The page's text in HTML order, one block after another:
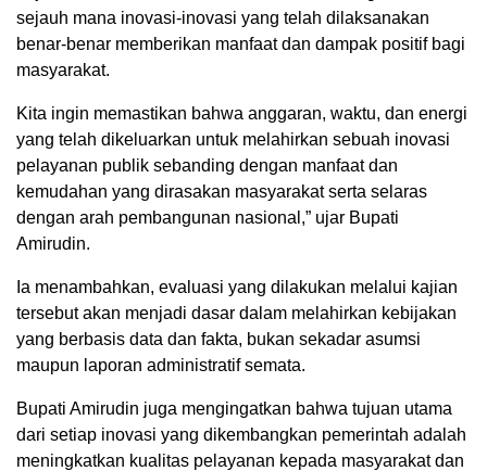
sejauh mana inovasi-inovasi yang telah dilaksanakan
benar-benar memberikan manfaat dan dampak positif bagi
masyarakat.
Kita ingin memastikan bahwa anggaran, waktu, dan energi
yang telah dikeluarkan untuk melahirkan sebuah inovasi
pelayanan publik sebanding dengan manfaat dan
kemudahan yang dirasakan masyarakat serta selaras
dengan arah pembangunan nasional,” ujar Bupati
Amirudin.
Ia menambahkan, evaluasi yang dilakukan melalui kajian
tersebut akan menjadi dasar dalam melahirkan kebijakan
yang berbasis data dan fakta, bukan sekadar asumsi
maupun laporan administratif semata.
Bupati Amirudin juga mengingatkan bahwa tujuan utama
dari setiap inovasi yang dikembangkan pemerintah adalah
meningkatkan kualitas pelayanan kepada masyarakat dan